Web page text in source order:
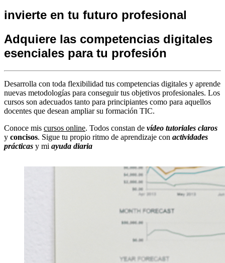
invierte en tu futuro profesional
Adquiere las competencias digitales
esenciales para tu profesión
Desarrolla con toda flexibilidad tus competencias digitales y aprende
nuevas metodologías para conseguir tus objetivos profesionales. Los
cursos son adecuados tanto para principiantes como para aquellos
docentes que desean ampliar su formación TIC.
Conoce mis cursos online. Todos constan de vídeo tutoriales claros
y concisos. Sigue tu propio ritmo de aprendizaje con actividades
prácticas y mi ayuda diaria